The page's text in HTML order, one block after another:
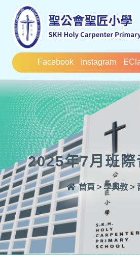
Facebook Instagram
2025年7月班
首頁 > 學與教 >